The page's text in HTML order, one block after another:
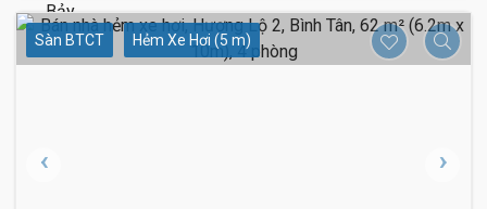
Sàn BTCT Hẻm Xe Hơi (5 m)